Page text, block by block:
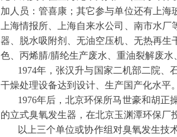
加人员：管喜康；其它参与单位还有上
上海情报所、上海自来水公司、南市水
器、脱水吸附剂、无油空压机、无热再
色、丙烯腈/腈纶生产废水、重油裂解废
1974年，张汉升与国家二机部二院、
干燥处理设备达到设计、生产国产化水平
1976年后，北京环保所马世豪和胡正
的立式臭氧发生器，在北京玉渊潭环保
以上三个单位或协作组对臭氧发生技